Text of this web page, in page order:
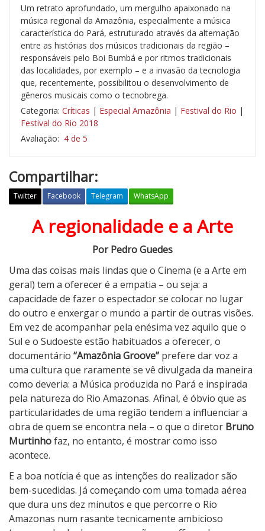
Um retrato aprofundado, um mergulho apaixonado na
música regional da Amazônia, especialmente a música
característica do Pará, estruturado através da alternação
entre as histórias dos músicos tradicionais da região –
responsáveis pelo Boi Bumbá e por ritmos tradicionais
das localidades, por exemplo – e a invasão da tecnologia
que, recentemente, possibilitou o desenvolvimento de
gêneros musicais como o tecnobrega.
Categoria: Críticas | Especial Amazônia | Festival do Rio |
Festival do Rio 2018
Avaliação: 4 de 5
Compartilhar:
Twitter Facebook Telegram WhatsApp
z
ô
n
i
a
G
r
o
o
v
e
A regionalidade e a Arte
Por Pedro Guedes
Uma das coisas mais lindas que o Cinema (e a Arte em
geral) tem a oferecer é a empatia – ou seja: a
capacidade de fazer o espectador se colocar no lugar
do outro e enxergar o mundo a partir de outras visões.
Em vez de acompanhar pela enésima vez aquilo que o
Sul e o Sudoeste estão habituados a oferecer, o
documentário “Amazônia Groove” prefere dar voz a
uma cultura que raramente se vê divulgada da maneira
como deveria: a Música produzida no Pará e inspirada
pela natureza do Rio Amazonas. Afinal, é óbvio que as
particularidades de uma região tendem a influenciar a
obra de quem se encontra nela – o que o diretor Bruno
Murtinhofaz, no entanto, é mostrar como isso
acontece.
E a boa notícia é que as intenções do realizador são
bem-sucedidas. Já começando com uma tomada aérea
que dura uns dez minutos e que percorre o Rio
Amazonas num rasante tecnicamente ambicioso